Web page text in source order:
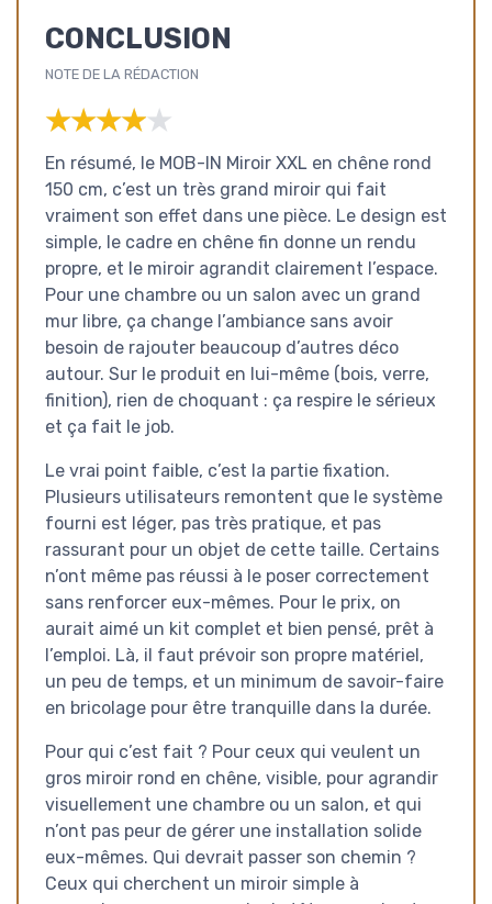
CONCLUSION
NOTE DE LA RÉDACTION
★★★★★
★★★★★
En résumé, le MOB-IN Miroir XXL en chêne rond
150 cm, c’est un très grand miroir qui fait
vraiment son effet dans une pièce. Le design est
simple, le cadre en chêne fin donne un rendu
propre, et le miroir agrandit clairement l’espace.
Pour une chambre ou un salon avec un grand
mur libre, ça change l’ambiance sans avoir
besoin de rajouter beaucoup d’autres déco
autour. Sur le produit en lui-même (bois, verre,
finition), rien de choquant : ça respire le sérieux
et ça fait le job.
Le vrai point faible, c’est la partie fixation.
Plusieurs utilisateurs remontent que le système
fourni est léger, pas très pratique, et pas
rassurant pour un objet de cette taille. Certains
n’ont même pas réussi à le poser correctement
sans renforcer eux-mêmes. Pour le prix, on
aurait aimé un kit complet et bien pensé, prêt à
l’emploi. Là, il faut prévoir son propre matériel,
un peu de temps, et un minimum de savoir-faire
en bricolage pour être tranquille dans la durée.
Pour qui c’est fait ? Pour ceux qui veulent un
gros miroir rond en chêne, visible, pour agrandir
visuellement une chambre ou un salon, et qui
n’ont pas peur de gérer une installation solide
eux-mêmes. Qui devrait passer son chemin ?
Ceux qui cherchent un miroir simple à